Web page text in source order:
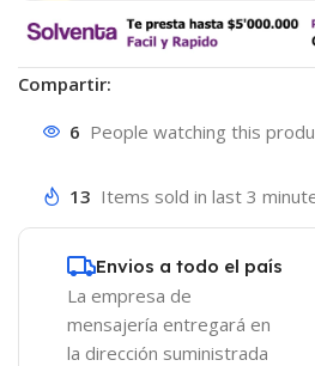
Compartir:
6 People watching this
13 Items sold in last 3
Envios a todo el país
La empresa de
mensajería entregará en
la dirección suministrada